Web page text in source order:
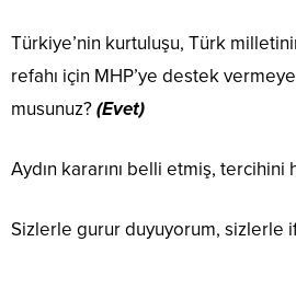
Türkiye’nin kurtuluşu, Türk
refahı için MHP’ye destek
musunuz?(Evet)
Aydın kararını belli etmiş, tercihini
Sizlerle gurur duyuyorum, sizlerle